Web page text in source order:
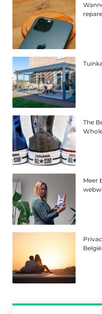
The
Meer
België